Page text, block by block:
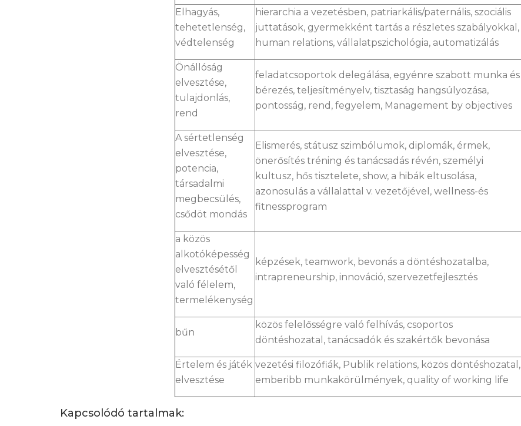
Elhagyás,
tehetetlenség,
védtelenség
hierarchia a vezetésben, patriarkális/paternális, szociális
juttatások, gyermekként tartás a részletes szabályokkal,
human relations, vállalatpszichológia, automatizálás
Önállóság
elvesztése,
tulajdonlás,
rend
feladatcsoportok delegálása, egyénre szabott munka és
bérezés, teljesítményelv, tisztaság hangsúlyozása,
pontosság, rend, fegyelem, Management by objectives
A sértetlenség
elvesztése,
potencia,
társadalmi
megbecsülés,
csődöt mondás
Elismerés, státusz szimbólumok, diplomák, érmek,
önerősítés tréning és tanácsadás révén, személyi
kultusz, hős tisztelete, show, a hibák eltusolása,
azonosulás a vállalattal v. vezetőjével, wellness-és
fitnessprogram
a közös
alkotóképesség
elvesztésétől
való félelem,
termelékenység
képzések, teamwork, bevonás a döntéshozatalba,
intrapreneurship, innováció, szervezetfejlesztés
bűn
közös felelősségre való felhívás, csoportos
döntéshozatal, tanácsadók és szakértők bevonása
Értelem és játék
elvesztése
vezetési filozófiák, Publik relations, közös döntéshozatal,
emberibb munkakörülmények, quality of working life
Kapcsolódó tartalmak: